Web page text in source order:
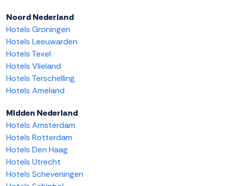
Noord Nederland
Hotels Groningen
Hotels Leeuwarden
Hotels Texel
Hotels Vlieland
Hotels Terschelling
Hotels Ameland
Midden Nederland
Hotels Amsterdam
Hotels Rotterdam
Hotels Den Haag
Hotels Utrecht
Hotels Scheveningen